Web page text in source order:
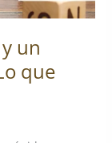
un
que